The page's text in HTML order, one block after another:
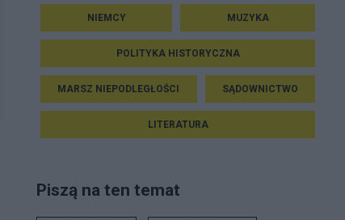
NIEMCY MUZYKA
POLITYKA HISTORYCZNA
MARSZ NIEPODLEGŁOŚCI SĄDOWNICTWO
LITERATURA
Piszą na ten temat